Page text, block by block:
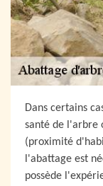
Dans certains
santé de l'arbre
(proximité
l'abattage est
possède